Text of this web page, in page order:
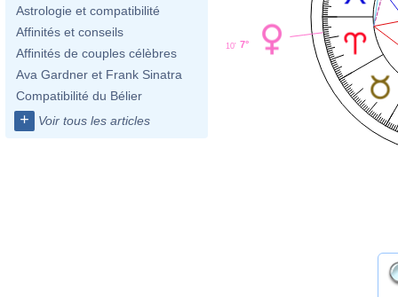
Astrologie et compatibilité
Affinités et conseils
Affinités de couples célèbres
Ava Gardner et Frank Sinatra
Compatibilité du Bélier
+ Voir tous les articles
7°
10'